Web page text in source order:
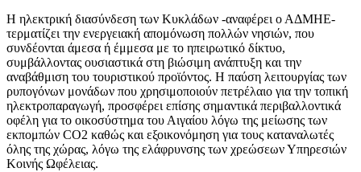
Η ηλεκτρική διασύνδεση των Κυκλάδων -αναφέρει ο ΑΔΜΗΕ-
τερματίζει την ενεργειακή απομόνωση πολλών νησιών, που
συνδέονται άμεσα ή έμμεσα με το ηπειρωτικό δίκτυο,
συμβάλλοντας ουσιαστικά στη βιώσιμη ανάπτυξη και την
αναβάθμιση του τουριστικού προϊόντος. Η παύση λειτουργίας των
ρυπογόνων μονάδων που χρησιμοποιούν πετρέλαιο για την τοπική
ηλεκτροπαραγωγή, προσφέρει επίσης σημαντικά περιβαλλοντικά
οφέλη για το οικοσύστημα του Αιγαίου λόγω της μείωσης των
εκπομπών CO2 καθώς και εξοικονόμηση για τους καταναλωτές
όλης της χώρας, λόγω της ελάφρυνσης των χρεώσεων Υπηρεσιών
Κοινής Ωφέλειας.